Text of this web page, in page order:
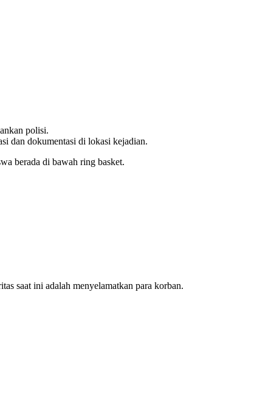
polisi.
dan dokumentasi di lokasi kejadian.
berada di bawah ring basket.
saat ini adalah menyelamatkan para korban.